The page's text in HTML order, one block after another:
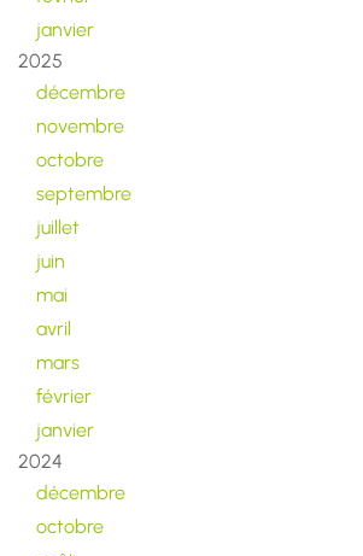
janvier
2025
décembre
novembre
octobre
septembre
juillet
juin
mai
avril
mars
février
janvier
2024
décembre
octobre